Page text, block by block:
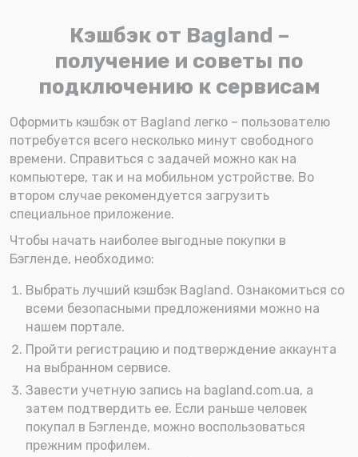
Кэшбэк от Bagland –
получение и советы по
подключению к сервисам
Оформить кэшбэк от Bagland легко – пользователю
потребуется всего несколько минут свободного
времени. Справиться с задачей можно как на
компьютере, так и на мобильном устройстве. Во
втором случае рекомендуется загрузить
специальное приложение.
Чтобы начать наиболее выгодные покупки в
Бэгленде, необходимо:
Выбрать лучший кэшбэк Bagland. Ознакомиться со
всеми безопасными предложениями можно на
нашем портале.
Пройти регистрацию и подтверждение аккаунта
на выбранном сервисе.
Завести учетную запись на bagland.com.ua, а
затем подтвердить ее. Если раньше человек
покупал в Бэгленде, можно воспользоваться
прежним профилем.